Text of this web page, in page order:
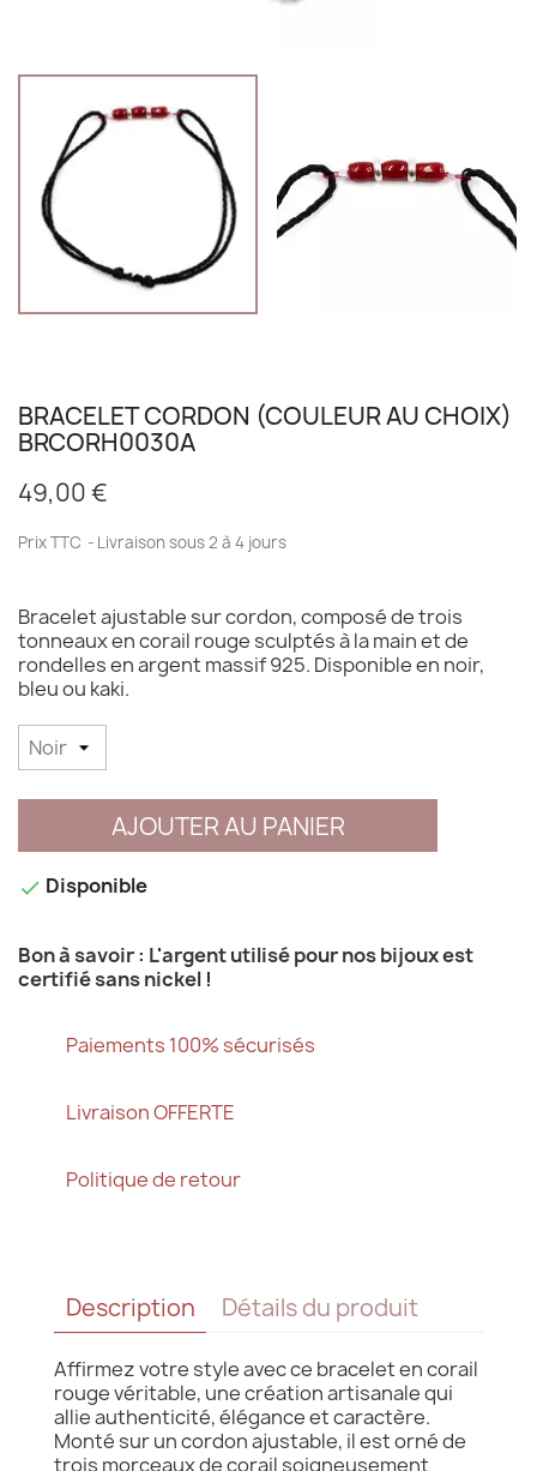
BRACELET CORDON (COULEUR AU CHOIX)
BRCORH0030A
49,00 €
Prix TTC Livraison sous 2 à 4 jours
Bracelet ajustable sur cordon, composé de trois
tonneaux en corail rouge sculptés à la main et de
rondelles en argent massif 925. Disponible en noir,
bleu ou kaki.
AJOUTER AU PANIER
 Disponible
Bon à savoir : L'argent utilisé pour nos bijoux est
certifié sans nickel !
Paiements 100% sécurisés
Livraison OFFERTE
Politique de retour
Description Détails du produit
Affirmez votre style avec ce bracelet en corail
rouge véritable, une création artisanale qui
allie authenticité, élégance et caractère.
Monté sur un cordon ajustable, il est orné de
trois morceaux de corail soigneusement